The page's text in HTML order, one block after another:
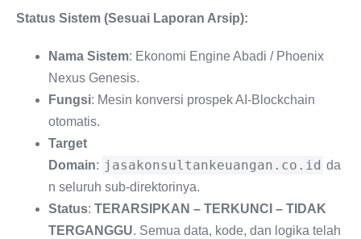
Status Sistem (Sesuai Laporan Arsip):
Nama Sistem: Ekonomi Engine Abadi / Phoenix
Nexus Genesis.
Fungsi: Mesin konversi prospek AI-Blockchain
otomatis.
Target
Domain: jasakonsultankeuangan.co.id da
n seluruh sub-direktorinya.
Status: TERARSIPKAN – TERKUNCI – TIDAK
TERGANGGU. Semua data, kode, dan logika telah